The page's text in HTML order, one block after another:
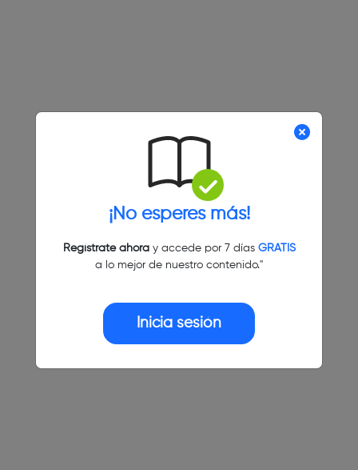
¡No esperes más!
Regístrate ahoray accede por 7 días GRATIS
a lo mejor de nuestro contenido."
Inicia sesión